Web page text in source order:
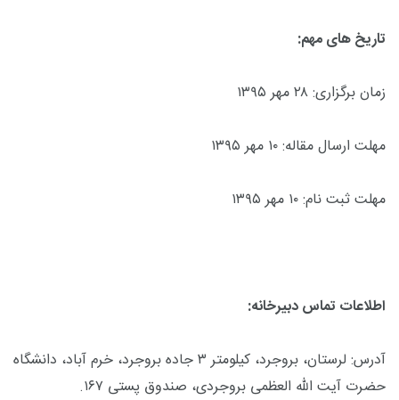
تاریخ های مهم:
زمان برگزاری: ۲۸ مهر ۱۳۹۵
مهلت ارسال مقاله: ۱۰ مهر ۱۳۹۵
مهلت ثبت نام: ۱۰ مهر ۱۳۹۵
اطلاعات تماس دبیرخانه:
آدرس: لرستان، بروجرد، کیلومتر ۳ جاده بروجرد، خرم آباد، دانشگاه
حضرت آیت الله العظمی بروجردی، صندوق پستی ۱۶۷.